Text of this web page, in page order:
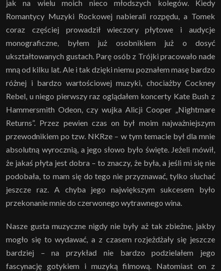
jak na wielu moich nieco młodszych kolegów. Kiedy
Romantycy Muzyki Rockowej nabierali rozpędu, a Tomek
coraz częściej prowadził wieczory płytowe i audycje
monograficzne, byłem już osobnikiem już o dosyć
ukształtowanych gustach. Parę osób z Trójki pracowało nade
mną od kilku lat. Ale i tak dzięki niemu poznałem masę bardzo
różnej i bardzo wartościowej muzyki, chociażby Cockney
Rebel, u niego pierwszy raz oglądałem koncerty Kate Bush z
Hammersmith Odeon, czy wujka Alicji Cooper „Nightmare
Returns”. Przez pewien czas on był moim najważniejszym
przewodnikiem po tzw. NKRze – w tym temacie był dla mnie
absolutną wyrocznią, a jego słowo było święte. Jeżeli mówił,
że jakaś płyta jest dobra – to znaczy, że była, a jeśli mi się nie
podobała, to mam się do tego nie przyznawać, tylko słuchać
jeszcze raz. A chyba jego największym sukcesem było
przekonanie mnie do czerwonego wytrawnego wina.
Nasze gusta muzyczne nigdy nie były aż tak zbieżne, jakby
mogło się to wydawać, a z czasem rozjeżdżały się jeszcze
bardziej – na przykład nie bardzo podzielałem jego
fascynację gotykiem i muzyką filmową. Natomiast on z